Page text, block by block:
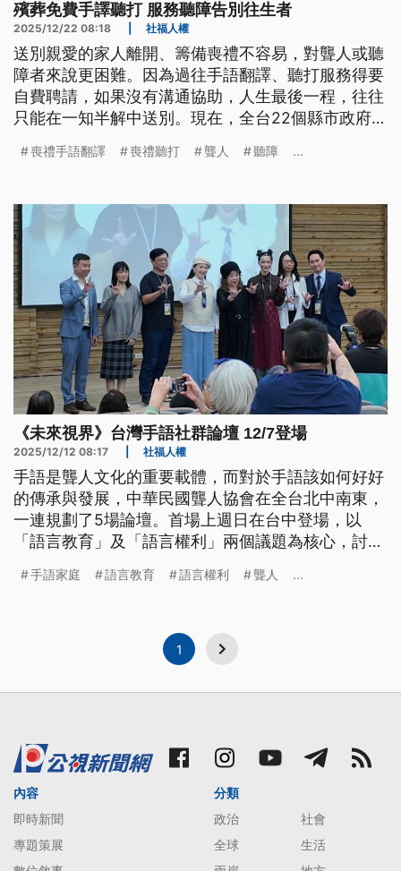
殯葬免費手譯聽打 服務聽障告別往生者
2025/12/22 08:18 社福人權
送別親愛的家人離開、籌備喪禮不容易，對聾人或聽
障者來說更困難。因為過往手語翻譯、聽打服務得要
自費聘請，如果沒有溝通協助，人生最後一程，往往
只能在一知半解中送別。現在，全台22個縣市政府已
者終於能夠好好說再見。
喪禮手語翻譯 喪禮聽打 聾人 聽障 ...
《未來視界》台灣手語社群論壇 12/7登場
2025/12/12 08:17 社福人權
手語是聾人文化的重要載體，而對於手語該如何好好
的傳承與發展，中華民國聾人協會在全台北中南東，
一連規劃了5場論壇。首場上週日在台中登場，以
「語言教育」及「語言權利」兩個議題為核心，討論
何讓聾人擁有平等的語言權。
手語家庭 語言教育 語言權利 聾人 ...
1
內容
即時新聞
專題策展
分類
政治
社會
全球
生活